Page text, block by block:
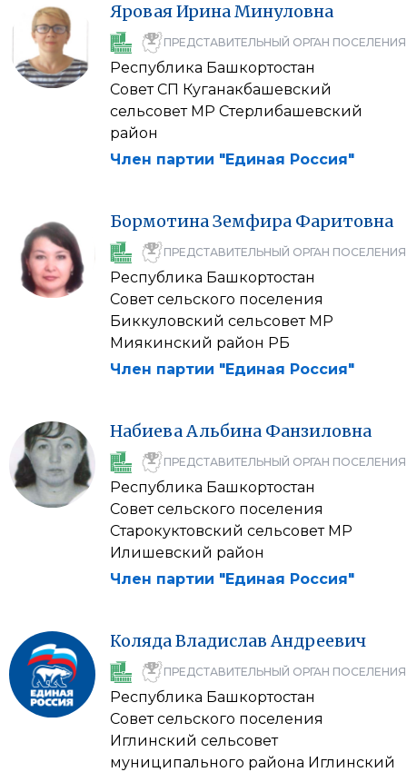
ЯроваяИринаМинуловна
ПРЕДСТАВИТЕЛЬНЫЙ ОРГАН ПОСЕЛЕНИЯ
Республика Башкортостан
Совет СП Куганакбашевский
сельсовет МР Стерлибашевский
район
Член партии "Единая Россия"
БормотинаЗемфира Фаритовна
ПРЕДСТАВИТЕЛЬНЫЙ ОРГАН ПОСЕЛЕНИЯ
Республика Башкортостан
Совет сельского поселения
Биккуловский сельсовет МР
Миякинский район РБ
Член партии "Единая Россия"
НабиеваАльбина Фанзиловна
ПРЕДСТАВИТЕЛЬНЫЙ ОРГАН ПОСЕЛЕНИЯ
Республика Башкортостан
Совет сельского поселения
Старокуктовский сельсовет МР
Илишевский район
Член партии "Единая Россия"
КолядаВладислав Андреевич
ПРЕДСТАВИТЕЛЬНЫЙ ОРГАН ПОСЕЛЕНИЯ
Республика Башкортостан
Совет сельского поселения
Иглинский сельсовет
муниципального района Иглинский